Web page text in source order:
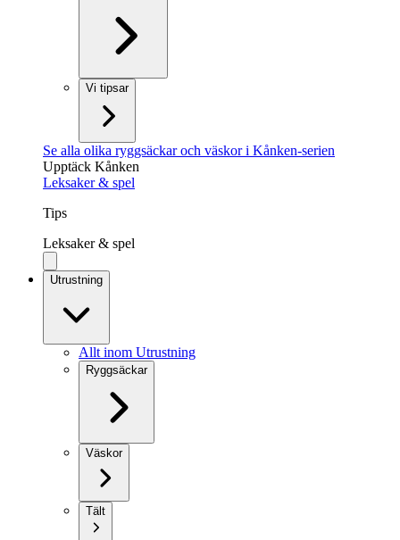
Vi tipsar
Se alla olika ryggsäckar och väskor i Kånken-serien
Upptäck Kånken
Leksaker & spel
Tips
Leksaker & spel
Utrustning
Allt inom Utrustning
Ryggsäckar
Väskor
Tält